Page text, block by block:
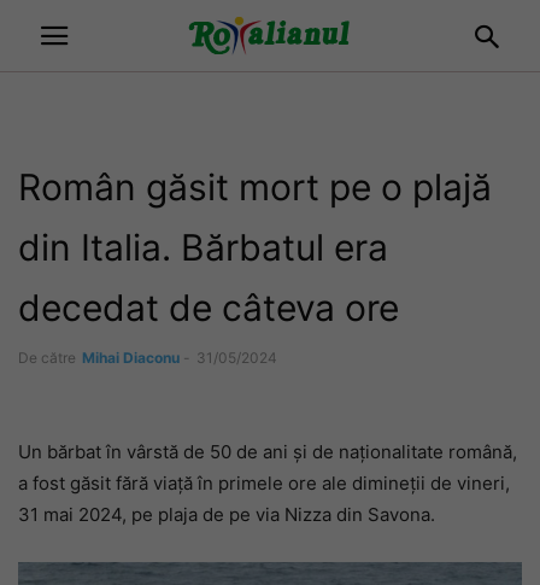
Român găsit mort pe o plajă
din Italia. Bărbatul era
decedat de câteva ore
De către Mihai Diaconu - 31/05/2024
Un bărbat în vârstă de 50 de ani și de naționalitate română,
a fost găsit fără viață în primele ore ale dimineții de vineri,
31 mai 2024, pe plaja de pe via Nizza din Savona.